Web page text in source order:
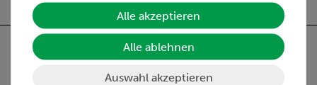
Alle akzeptieren
Alle ablehnen
Auswahl akzeptieren